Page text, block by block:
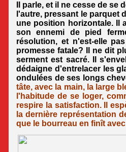
Il parle, et il ne cesse de se
l'autre, pressant le parquet
une position horizontale. Il
son ennemi de pied
résolution, et n'est-elle
promesse fatale? Il ne dit
serment est sacré. Il
dédaigne d'entrelacer les
ondulées de ses longs
tâte, avec la main, la large
l'habitude de se loger,
respire la satisfaction. Il
la dernière représentation
que le bourreau en finît